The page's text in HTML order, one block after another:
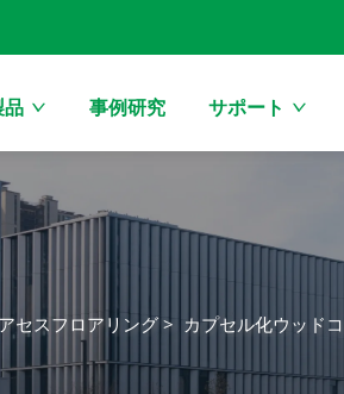
品 事例研究 サポート
セスフロアリング> カプセル化ウッド